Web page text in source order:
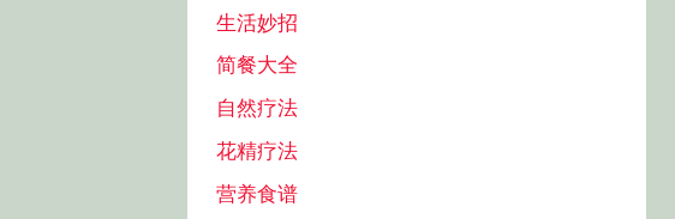
生活妙招
简餐大全
自然疗法
花精疗法
营养食谱